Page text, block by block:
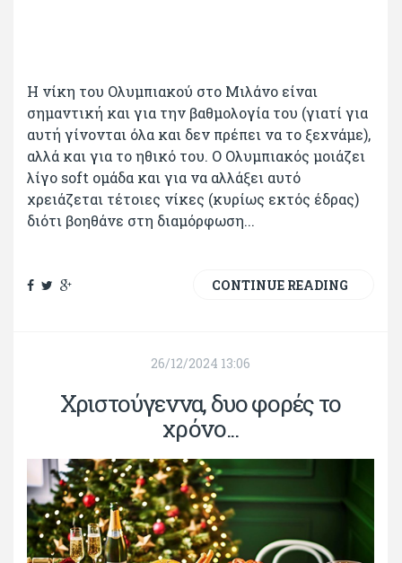
Η νίκη του Ολυμπιακού στο Μιλάνο είναι
σημαντική και για την βαθμολογία του (γιατί για
αυτή γίνονται όλα και δεν πρέπει να το ξεχνάμε),
αλλά και για το ηθικό του. Ο Ολυμπιακός μοιάζει
λίγο soft ομάδα και για να αλλάξει αυτό
χρειάζεται τέτοιες νίκες (κυρίως εκτός έδρας)
διότι βοηθάνε στη διαμόρφωση...
CONTINUE READING
26/12/2024 13:06
Χριστούγεννα, δυο φορές το
χρόνο...